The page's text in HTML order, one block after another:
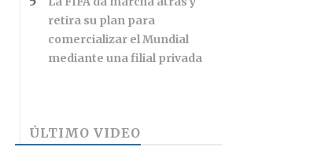
retira su plan para
comercializar el Mundial
mediante una filial privada
ÚLTIMO VIDEO